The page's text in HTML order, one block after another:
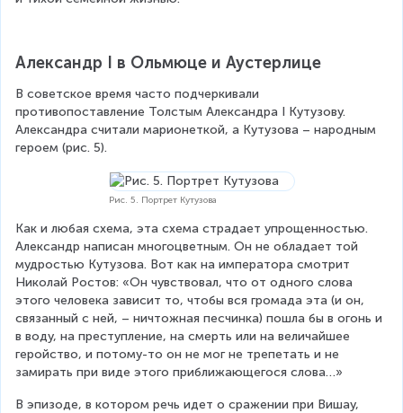
Александр I в Ольмюце и Аустерлице
В советское время часто подчеркивали
противопоставление Толстым Александра I Кутузову.
Александра считали марионеткой, а Кутузова – народным
героем (рис. 5).
Рис. 5. Портрет Кутузова
Как и любая схема, эта схема страдает упрощенностью.
Александр написан многоцветным. Он не обладает той
мудростью Кутузова. Вот как на императора смотрит
Николай Ростов: «Он чувствовал, что от одного слова
этого человека зависит то, чтобы вся громада эта (и он,
связанный с ней, – ничтожная песчинка) пошла бы в огонь и
в воду, на преступление, на смерть или на величайшее
геройство, и потому-то он не мог не трепетать и не
замирать при виде этого приближающегося слова…»
В эпизоде, в котором речь идет о сражении при Вишау,